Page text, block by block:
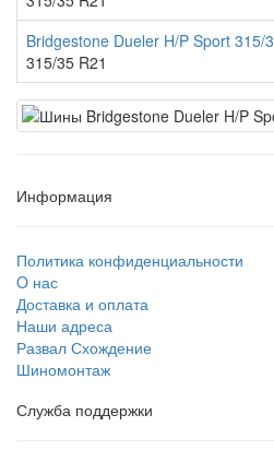
Bridgestone Dueler H/P Sport 315/
315/35 R21
Информация
Политика конфиденциальности
O нас
Доставка и оплата
Наши адреса
Развал Схождение
Шиномонтаж
Служба поддержки